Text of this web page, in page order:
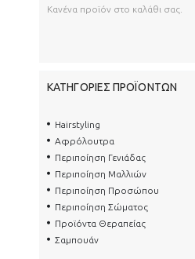
Κανένα προϊόν στο καλάθι σας.
ΚΑΤΗΓΟΡΊΕΣ ΠΡΟΪΌΝΤΩΝ
Hairstyling
Αφρόλουτρα
Περιποίηση Γενιάδας
Περιποίηση Μαλλιών
Περιποίηση Προσώπου
Περιποίηση Σώματος
Προϊόντα Θεραπείας
Σαμπουάν